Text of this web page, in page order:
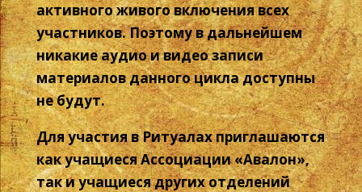
активного живого включения всех
участников. Поэтому в дальнейшем
никакие аудио и видео записи
материалов данного цикла доступны
не будут.
Для участия в Ритуалах приглашаются
как учащиеся Ассоциации «Авалон»,
так и учащиеся других отделений